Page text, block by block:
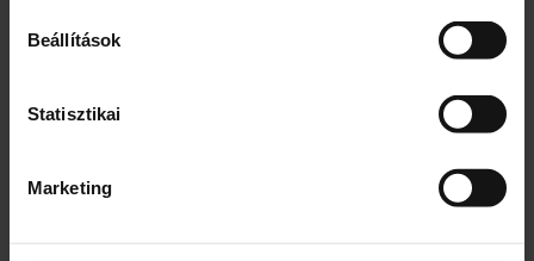
Beállítások
Statisztikai
Marketing
emulgeálószerek: lecitinek, szorbitan-
Teljes tojáspor